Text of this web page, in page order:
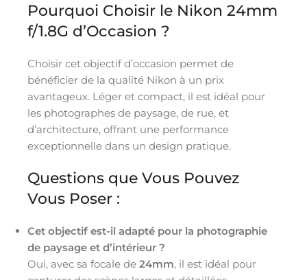
Pourquoi Choisir le Nikon 24mm
f/1.8G d’Occasion ?
Choisir cet objectif d’occasion permet de
bénéficier de la qualité Nikon à un prix
avantageux. Léger et compact, il est idéal pour
les photographes de paysage, de rue, et
d’architecture, offrant une performance
exceptionnelle dans un design pratique.
Questions que Vous Pouvez
Vous Poser :
Cet objectif est-il adapté pour la photographie
de paysage et d’intérieur ?
Oui, avec sa focale de 24mm, il est idéal pour